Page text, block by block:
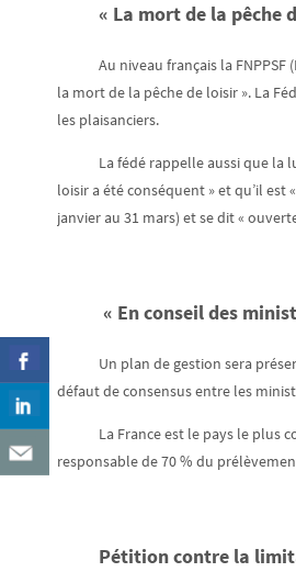
« La mort de la pêche
Au niveau français la
la mort de la pêche de loisir ». La
les plaisanciers.
La fédé rappelle aussi que la
loisir a été conséquent » et qu’il
janvier au 31 mars) et se dit «
« En conseil des
Un plan de gestion sera
défaut de consensus entre les
La France est le pays le plus
responsable de 70 % du
Pétition contre la